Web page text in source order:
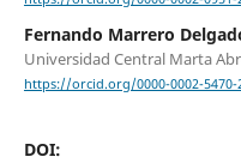
Fernando Marrero
Universidad Central Marta
https://orcid.org/0000-0002-5470-
DOI: